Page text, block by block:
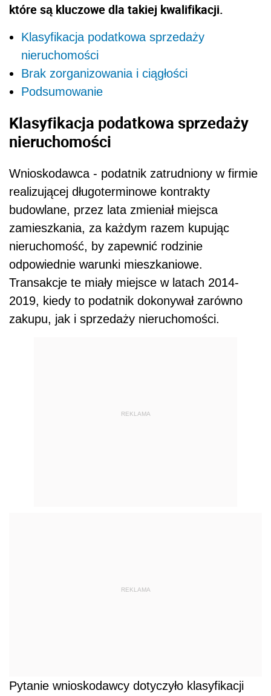
które są kluczowe dla takiej kwalifikacji.
Klasyfikacja podatkowa sprzedaży
nieruchomości
Brak zorganizowania i ciągłości
Podsumowanie
Klasyfikacja podatkowa sprzedaży
nieruchomości
Wnioskodawca - podatnik zatrudniony w firmie
realizującej długoterminowe kontrakty
budowlane, przez lata zmieniał miejsca
zamieszkania, za każdym razem kupując
nieruchomość, by zapewnić rodzinie
odpowiednie warunki mieszkaniowe.
Transakcje te miały miejsce w latach 2014-
2019, kiedy to podatnik dokonywał zarówno
zakupu, jak i sprzedaży nieruchomości.
REKLAMA
REKLAMA
Pytanie wnioskodawcy dotyczyło klasyfikacji